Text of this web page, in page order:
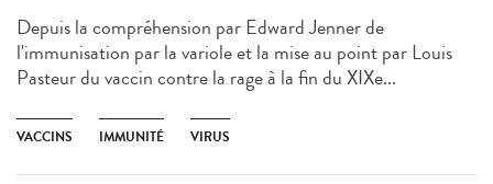
Depuis la compréhension par Edward Jenner de
l'immunisation par la variole et la mise au point par Louis
Pasteur du vaccin contre la rage à la fin du XIXe...
VACCINS IMMUNITÉ VIRUS